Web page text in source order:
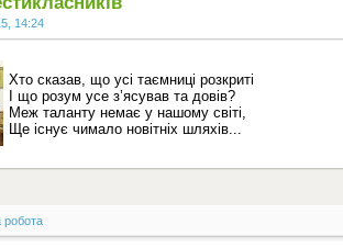
14:24
Хто сказав, що усі таємниці розкриті
І що розум усе з’ясував та довів?
Меж таланту немає у нашому світі,
Ще існує чимало новітніх шляхів...
робота